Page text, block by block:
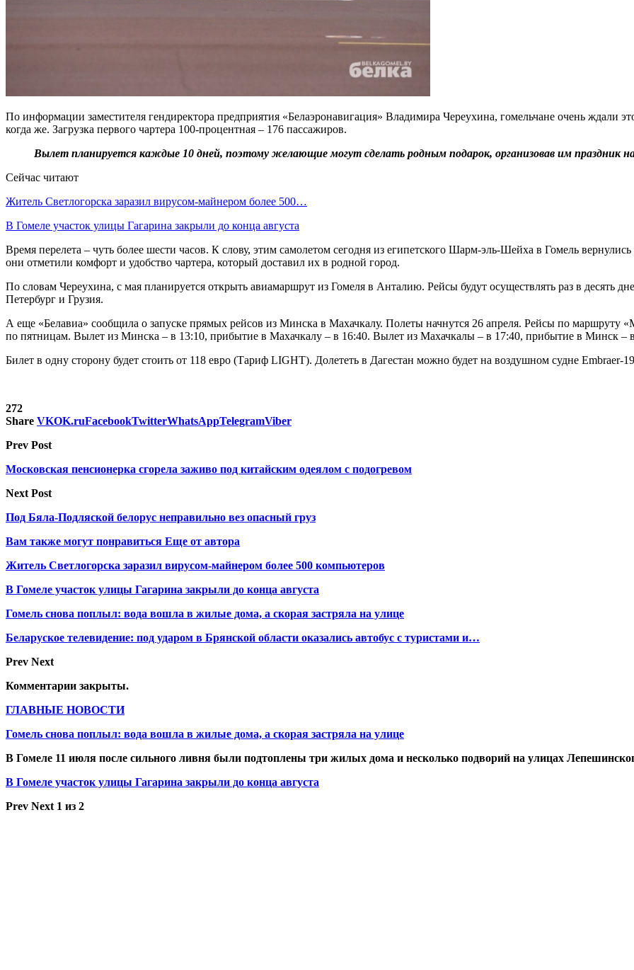
По информации заместителя гендиректора предприятия «Белаэронавигация» Владимира Череухина, гомельчане очень ждали
когда же. Загрузка первого чартера 100-процентная – 176 пассажиров.
Вылет планируется каждые 10 дней, поэтому желающие могут сделать родным подарок, организовав им праздник на
Сейчас читают
Житель Светлогорска заразил вирусом-майнером более 500…
В Гомеле участок улицы Гагарина закрыли до конца августа
Время перелета – чуть более шести часов. К слову, этим самолетом сегодня из египетского Шарм-эль-Шейха в Гомель
они отметили комфорт и удобство чартера, который доставил их в родной город.
По словам Череухина, с мая планируется открыть авиамаршрут из Гомеля в Анталию. Рейсы будут осуществлять раз в десять
Петербург и Грузия.
А еще «Белавиа» сообщила о запуске прямых рейсов из Минска в Махачкалу. Полеты начнутся 26 апреля. Рейсы по маршруту
по пятницам. Вылет из Минска – в 13:10, прибытие в Махачкалу – в 16:40. Вылет из Махачкалы – в 17:40, прибытие в Минск –
Билет в одну сторону будет стоить от 118 евро (Тариф LIGHT). Долететь в Дагестан можно будет на воздушном судне Embraer-
272
Share VKOK.ruFacebookTwitterWhatsAppTelegramViber
Prev Post
Московская пенсионерка сгорела заживо под китайским одеялом с подогревом
Next Post
Под Бяла-Подляской белорус неправильно вез опасный груз
Вам также могут понравиться Еще от автора
Житель Светлогорска заразил вирусом-майнером более 500 компьютеров
В Гомеле участок улицы Гагарина закрыли до конца августа
Гомель снова поплыл: вода вошла в жилые дома, а скорая застряла на улице
Беларуское телевидение: под ударом в Брянской области оказались автобус с туристами и…
Prev Next
Комментарии закрыты.
ГЛАВНЫЕ НОВОСТИ
Гомель снова поплыл: вода вошла в жилые дома, а скорая застряла на улице
В Гомеле 11 июля после сильного ливня были подтоплены три жилых дома и несколько подворий на улицах
В Гомеле участок улицы Гагарина закрыли до конца августа
Prev Next 1 из 2